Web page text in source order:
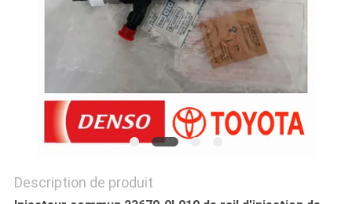
PRIVACY
POLICY
Description de produit